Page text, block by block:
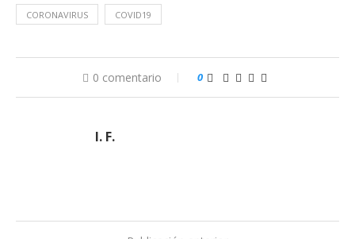
CORONAVIRUS COVID19
0 comentario 0
I. F.